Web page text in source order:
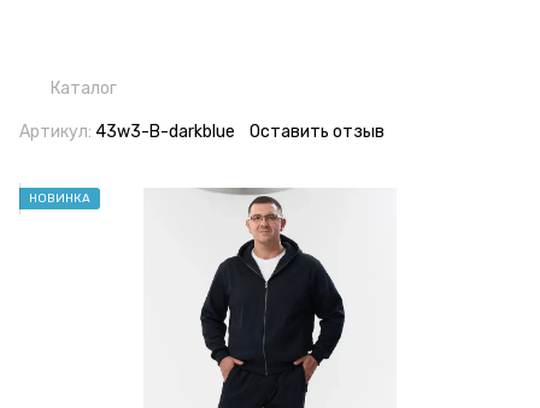
Каталог
Артикул: 43w3-B-darkblue Оставить отзыв
НОВИНКА